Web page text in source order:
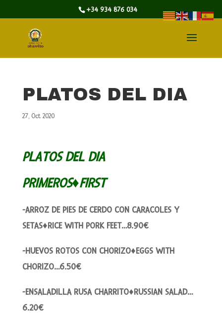
+34 934 876 034
PLATOS DEL DIA
27, Oct 2020
PLATOS DEL DIA
PRIMEROS♦FIRST
-ARROZ DE PIES DE CERDO CON CARACOLES Y
SETAS♦RICE WITH PORK FEET…8.90€
-HUEVOS ROTOS CON CHORIZO♦EGGS WITH
CHORIZO…6.50€
-ENSALADILLA RUSA CHARRITO♦RUSSIAN SALAD…
6.20€